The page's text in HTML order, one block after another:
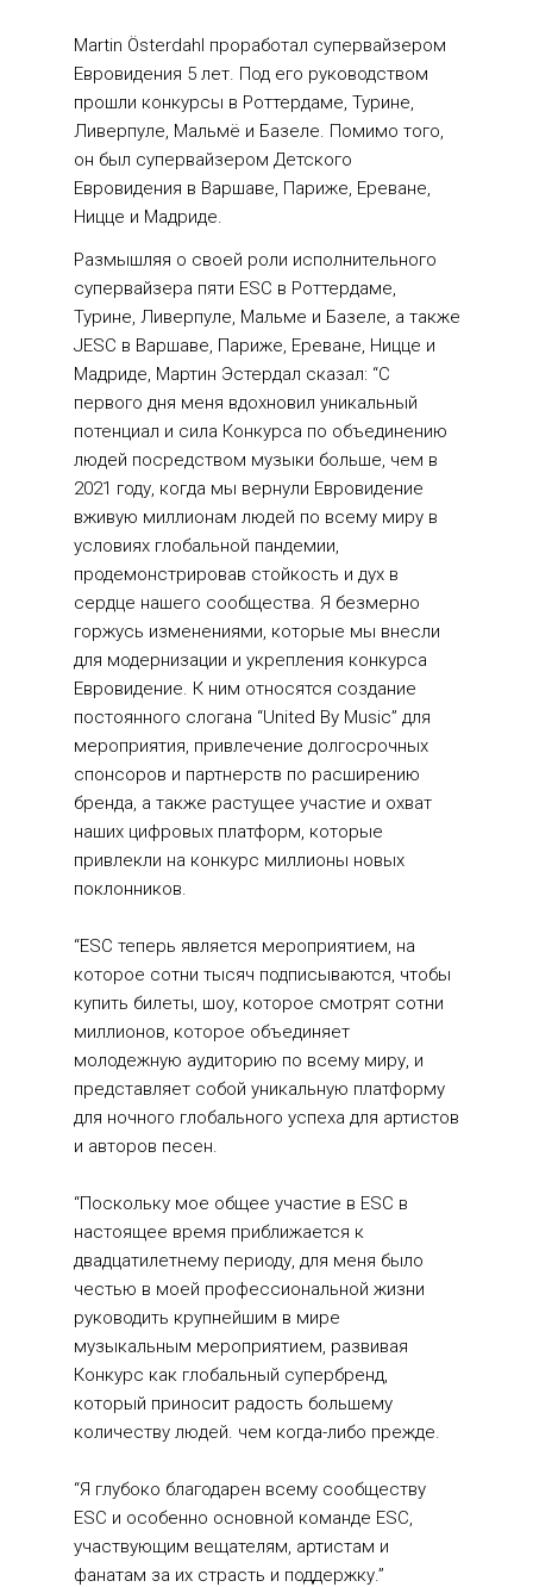
Martin Österdahl проработал супервайзером
Евровидения 5 лет. Под его руководством
прошли конкурсы в Роттердаме, Турине,
Ливерпуле, Мальмё и Базеле. Помимо того,
он был супервайзером Детского
Евровидения в Варшаве, Париже, Ереване,
Ницце и Мадриде.
Размышляя о своей роли исполнительного
супервайзера пяти ESC в Роттердаме,
Турине, Ливерпуле, Мальме и Базеле, а также
JESC в Варшаве, Париже, Ереване, Ницце и
Мадриде, Мартин Эстердал сказал: “С
первого дня меня вдохновил уникальный
потенциал и сила Конкурса по объединению
людей посредством музыки больше, чем в
2021 году, когда мы вернули Евровидение
вживую миллионам людей по всему миру в
условиях глобальной пандемии,
продемонстрировав стойкость и дух в
сердце нашего сообщества. Я безмерно
горжусь изменениями, которые мы внесли
для модернизации и укрепления конкурса
Евровидение. К ним относятся создание
постоянного слогана “United By Music” для
мероприятия, привлечение долгосрочных
спонсоров и партнерств по расширению
бренда, а также растущее участие и охват
наших цифровых платформ, которые
привлекли на конкурс миллионы новых
поклонников.
“ESC теперь является мероприятием, на
которое сотни тысяч подписываются, чтобы
купить билеты, шоу, которое смотрят сотни
миллионов, которое объединяет
молодежную аудиторию по всему миру, и
представляет собой уникальную платформу
для ночного глобального успеха для артистов
и авторов песен.
“Поскольку мое общее участие в ESC в
настоящее время приближается к
двадцатилетнему периоду, для меня было
честью в моей профессиональной жизни
руководить крупнейшим в мире
музыкальным мероприятием, развивая
Конкурс как глобальный супербренд,
который приносит радость большему
количеству людей. чем когда-либо прежде.
“Я глубоко благодарен всему сообществу
ESC и особенно основной команде ESC,
участвующим вещателям, артистам и
фанатам за их страсть и поддержку.”